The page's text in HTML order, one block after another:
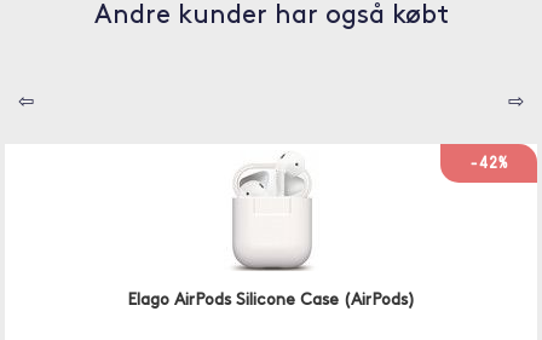
Andre kunder har også købt
⇦ ⇨
-42%
Elago AirPods Silicone Case (AirPods)